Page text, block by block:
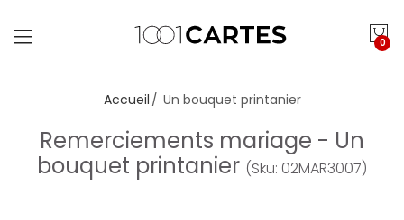
0
Accueil Un bouquet printanier
Remerciements mariage - Un
bouquet printanier (Sku: 02MAR3007)